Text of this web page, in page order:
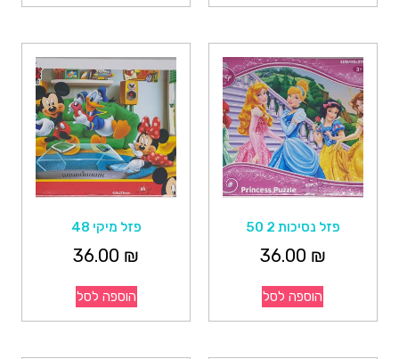
פזל נסיכות 2 50
36.00 ₪
הוספה לסל
פזל מיקי 48
36.00 ₪
הוספה לסל